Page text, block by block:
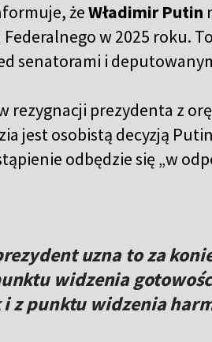
żeWładimir Putin
w 2025 roku.
senatorami i
rezygnacji prezydenta z
jest osobistą decyzją
odbędzie się „w
uzna to za
widzenia
z punktu widzenia